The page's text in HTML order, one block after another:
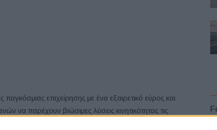
επιχείρησης με ένα εξαιρετικό εύρος και
να παρέχουν βιώσιμες λύσεις κινητικότητας τις
αποτίει φόρο τιμής στην πλούσια ιστορία των